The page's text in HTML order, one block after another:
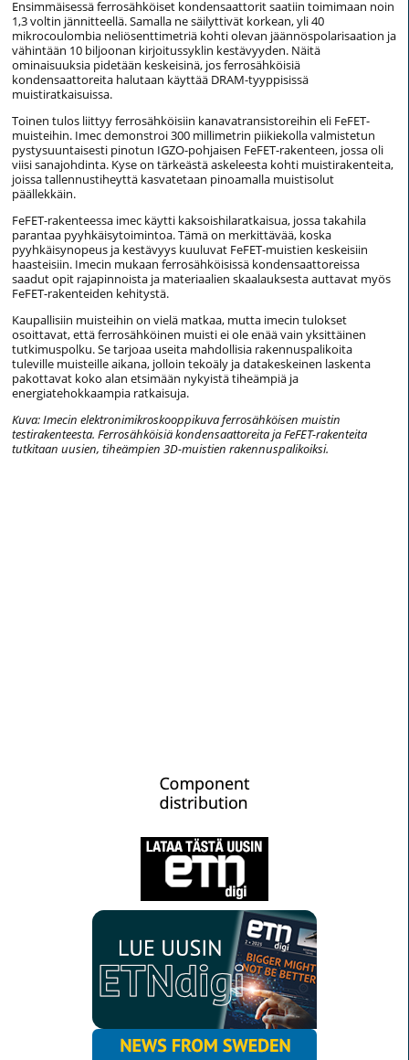
Ensimmäisessä ferrosähköiset kondensaattorit saatiin toimimaan noin
1,3 voltin jännitteellä. Samalla ne säilyttivät korkean, yli 40
mikrocoulombia neliösenttimetriä kohti olevan jäännöspolarisaation ja
vähintään 10 biljoonan kirjoitussyklin kestävyyden. Näitä
ominaisuuksia pidetään keskeisinä, jos ferrosähköisiä
kondensaattoreita halutaan käyttää DRAM-tyyppisissä
muistiratkaisuissa.
Toinen tulos liittyy ferrosähköisiin kanavatransistoreihin eli FeFET-
muisteihin. Imec demonstroi 300 millimetrin piikiekolla valmistetun
pystysuuntaisesti pinotun IGZO-pohjaisen FeFET-rakenteen, jossa oli
viisi sanajohdinta. Kyse on tärkeästä askeleesta kohti muistirakenteita,
joissa tallennustiheyttä kasvatetaan pinoamalla muistisolut
päällekkäin.
FeFET-rakenteessa imec käytti kaksoishilaratkaisua, jossa takahila
parantaa pyyhkäisytoimintoa. Tämä on merkittävää, koska
pyyhkäisynopeus ja kestävyys kuuluvat FeFET-muistien keskeisiin
haasteisiin. Imecin mukaan ferrosähköisissä kondensaattoreissa
saadut opit rajapinnoista ja materiaalien skaalauksesta auttavat myös
FeFET-rakenteiden kehitystä.
Kaupallisiin muisteihin on vielä matkaa, mutta imecin tulokset
osoittavat, että ferrosähköinen muisti ei ole enää vain yksittäinen
tutkimuspolku. Se tarjoaa useita mahdollisia rakennuspalikoita
tuleville muisteille aikana, jolloin tekoäly ja datakeskeinen laskenta
pakottavat koko alan etsimään nykyistä tiheämpiä ja
energiatehokkaampia ratkaisuja.
Kuva: Imecin elektronimikroskooppikuva ferrosähköisen muistin
testirakenteesta. Ferrosähköisiä kondensaattoreita ja FeFET-rakenteita
tutkitaan uusien, tiheämpien 3D-muistien rakennuspalikoiksi.